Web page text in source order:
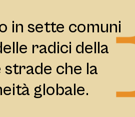
in sette comuni
radici della
che la
globale.